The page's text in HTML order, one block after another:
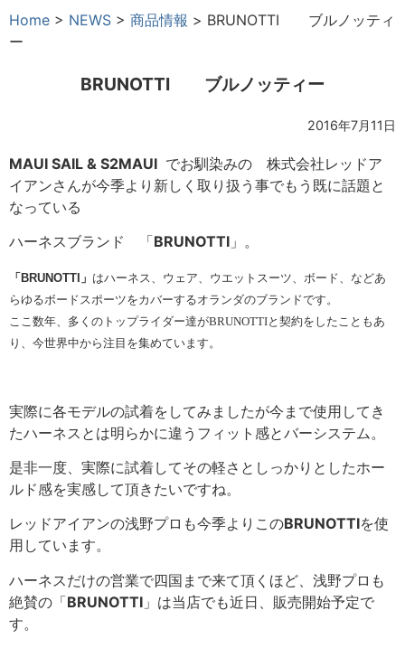
Home > NEWS > 商品情報 > BRUNOTTI ブルノッティ
ー
BRUNOTTI ブルノッティー
2016年7月11日
MAUI SAIL & S2MAUI でお馴染みの 株式会社レッドア
イアンさんが今季より新しく取り扱う事でもう既に話題と
なっている
ハーネスブランド 「BRUNOTTI 」。
「 BRUNOTTI 」 はハーネス、ウェア、ウエットスーツ、ボード、などあ
らゆるボードスポーツをカバーするオランダのブランドです。
ここ数年、多くのトップライダー達がBRUNOTTIと契約をしたこともあ
り、今世界中から注目を集めています。
実際に各モデルの試着をしてみましたが今まで使用してき
たハーネスとは明らかに違うフィット感とバーシステム。
是非一度、実際に試着してその軽さとしっかりとしたホー
ルド感を実感して頂きたいですね。
レッドアイアンの浅野プロも今季よりこのBRUNOTTIを使
用しています。
ハーネスだけの営業で四国まで来て頂くほど、浅野プロも
絶賛の「BRUNOTTI 」は当店でも近日、販売開始予定で
す。